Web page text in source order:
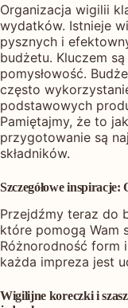
Organizacja wigilii
wydatków. Istnieje
pysznych i
budżetu. Kluczem
pomysłowość.
często
podstawowych
Pamiętajmy, że to
przygotowanie są
składników.
Szczegółowe
Przejdźmy teraz do
które pomogą Wam
Różnorodność form
każda impreza jest
Wigilijne koreczki i